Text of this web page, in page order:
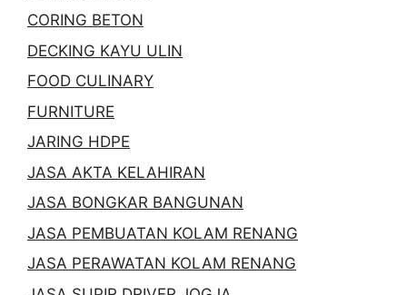
CORING BETON
DECKING KAYU ULIN
FOOD CULINARY
FURNITURE
JARING HDPE
JASA AKTA KELAHIRAN
JASA BONGKAR BANGUNAN
JASA PEMBUATAN KOLAM RENANG
JASA PERAWATAN KOLAM RENANG